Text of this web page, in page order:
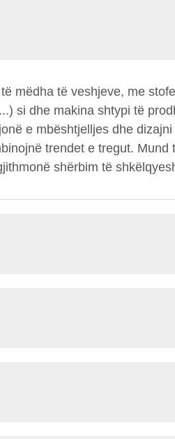
mëdha të veshjeve, me
si dhe makina shtypi të
e mbështjelljes dhe
trendet e tregut. Mund
shërbim të